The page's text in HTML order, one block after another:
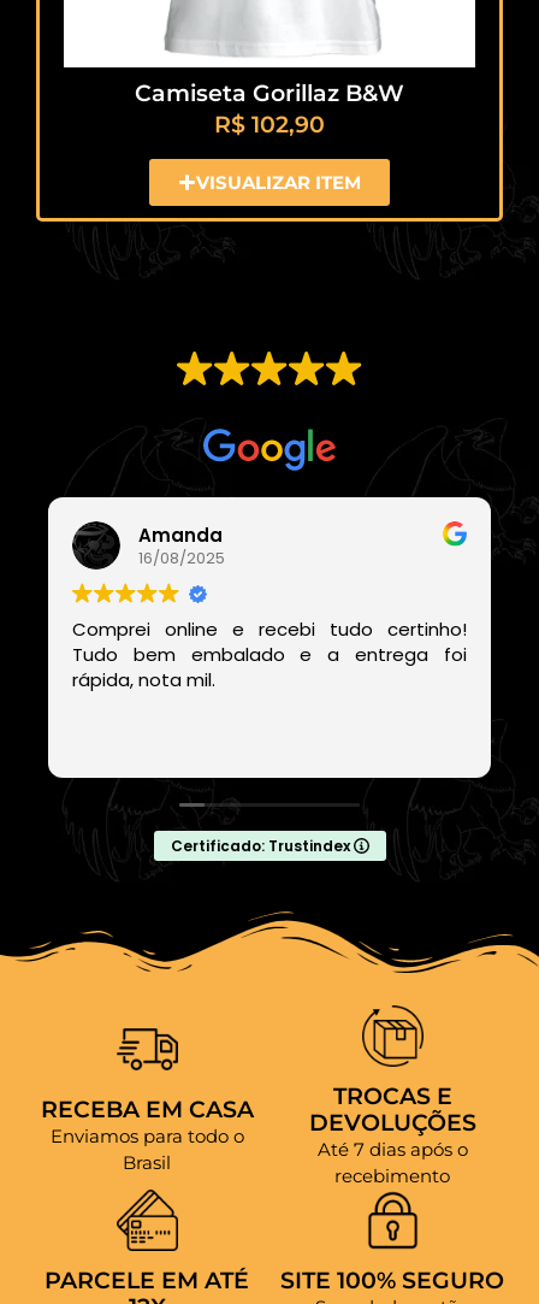
Camiseta Gorillaz B&W
R$ 102,90
VISUALIZAR ITEM
Amanda
16/08/2025
Comprei online e recebi tudo certinho!
Tudo bem embalado e a entrega foi
rápida, nota mil.
Certificado: Trustindex
RECEBA EM CASA
Enviamos para todo o
Brasil
TROCAS E
DEVOLUÇÕES
Até 7 dias após o
recebimento
PARCELE EM ATÉ
SITE 100% SEGURO